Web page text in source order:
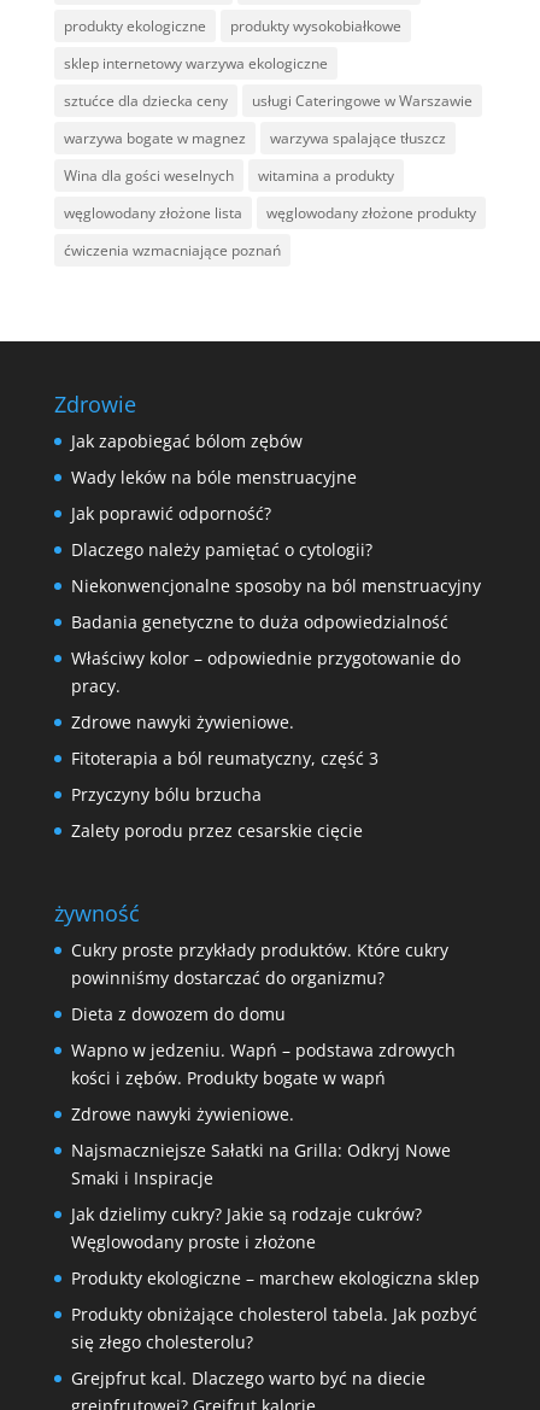
produkty ekologiczne
produkty wysokobiałkowe
sklep internetowy warzywa ekologiczne
sztućce dla dziecka ceny
usługi Cateringowe w Warszawie
warzywa bogate w magnez
warzywa spalające tłuszcz
Wina dla gości weselnych
witamina a produkty
węglowodany złożone lista
węglowodany złożone produkty
ćwiczenia wzmacniające poznań
Zdrowie
Jak zapobiegać bólom zębów
Wady leków na bóle menstruacyjne
Jak poprawić odporność?
Dlaczego należy pamiętać o cytologii?
Niekonwencjonalne sposoby na ból menstruacyjny
Badania genetyczne to duża odpowiedzialność
Właściwy kolor – odpowiednie przygotowanie do
pracy.
Zdrowe nawyki żywieniowe.
Fitoterapia a ból reumatyczny, część 3
Przyczyny bólu brzucha
Zalety porodu przez cesarskie cięcie
żywność
Cukry proste przykłady produktów. Które cukry
powinniśmy dostarczać do organizmu?
Dieta z dowozem do domu
Wapno w jedzeniu. Wapń – podstawa zdrowych
kości i zębów. Produkty bogate w wapń
Zdrowe nawyki żywieniowe.
Najsmaczniejsze Sałatki na Grilla: Odkryj Nowe
Smaki i Inspiracje
Jak dzielimy cukry? Jakie są rodzaje cukrów?
Węglowodany proste i złożone
Produkty ekologiczne – marchew ekologiczna sklep
Produkty obniżające cholesterol tabela. Jak pozbyć
się złego cholesterolu?
Grejpfrut kcal. Dlaczego warto być na diecie